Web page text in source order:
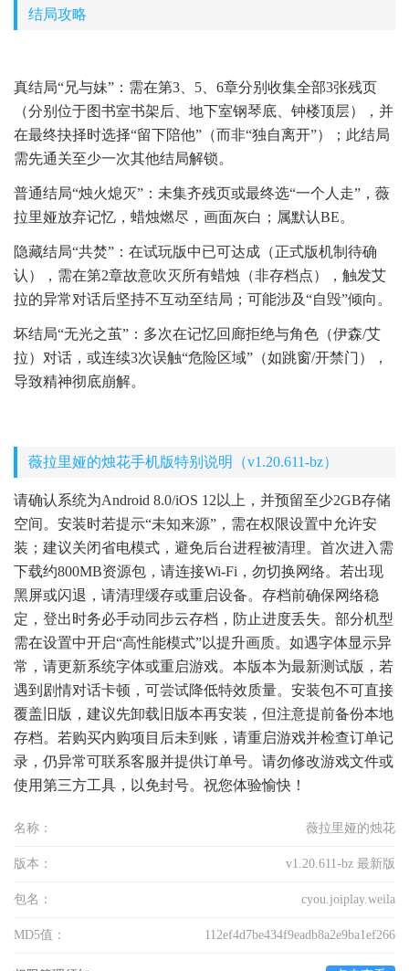
结局攻略
真结局“兄与妹”：需在第3、5、6章分别收集全部3张残页
（分别位于图书室书架后、地下室钢琴底、钟楼顶层），并
在最终抉择时选择“留下陪他”（而非“独自离开”）；此结局
需先通关至少一次其他结局解锁。
普通结局“烛火熄灭”：未集齐残页或最终选“一个人走”，薇
拉里娅放弃记忆，蜡烛燃尽，画面灰白；属默认BE。
隐藏结局“共焚”：在试玩版中已可达成（正式版机制待确
认），需在第2章故意吹灭所有蜡烛（非存档点），触发艾
拉的异常对话后坚持不互动至结局；可能涉及“自毁”倾向。
坏结局“无光之茧”：多次在记忆回廊拒绝与角色（伊森/艾
拉）对话，或连续3次误触“危险区域”（如跳窗/开禁门），
导致精神彻底崩解。
薇拉里娅的烛花手机版特别说明（v1.20.611-bz）
请确认系统为Android 8.0/iOS 12以上，并预留至少2GB存储
空间。安装时若提示“未知来源”，需在权限设置中允许安
装；建议关闭省电模式，避免后台进程被清理。首次进入需
下载约800MB资源包，请连接Wi-Fi，勿切换网络。若出现
黑屏或闪退，请清理缓存或重启设备。存档前确保网络稳
定，登出时务必手动同步云存档，防止进度丢失。部分机型
需在设置中开启“高性能模式”以提升画质。如遇字体显示异
常，请更新系统字体或重启游戏。本版本为最新测试版，若
遇到剧情对话卡顿，可尝试降低特效质量。安装包不可直接
覆盖旧版，建议先卸载旧版本再安装，但注意提前备份本地
存档。若购买内购项目后未到账，请重启游戏并检查订单记
录，仍异常可联系客服并提供订单号。请勿修改游戏文件或
使用第三方工具，以免封号。祝您体验愉快！
名称： 薇拉里娅的烛花
版本： v1.20.611-bz 最新版
包名： cyou.joiplay.weila
MD5值： 112ef4d7be434f9eadb8a2e9ba1ef266